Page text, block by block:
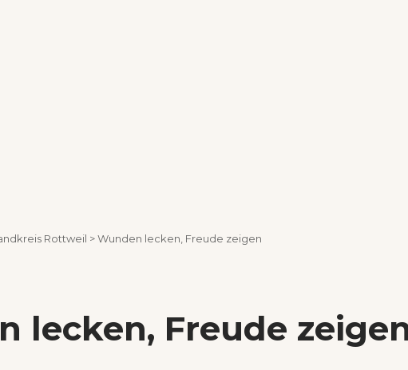
Rottweil >Wunden lecken, Freude zeigen
lecken, Freude